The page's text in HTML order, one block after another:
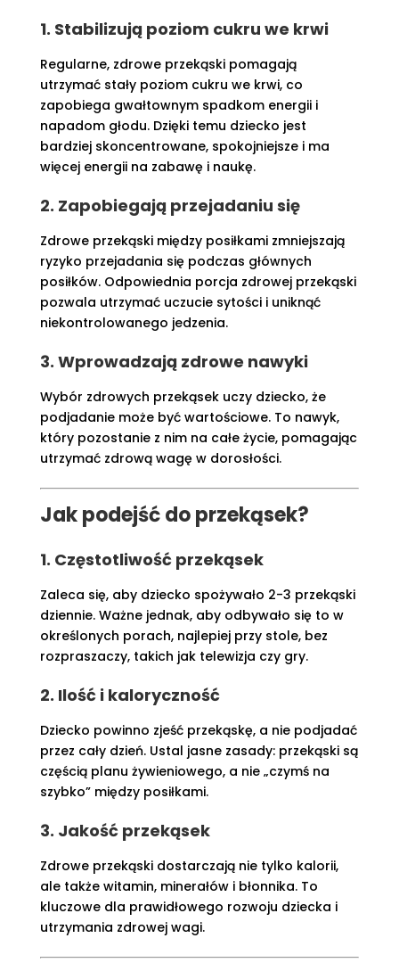
1. Stabilizują poziom cukru we krwi
Regularne, zdrowe przekąski pomagają
utrzymać stały poziom cukru we krwi, co
zapobiega gwałtownym spadkom energii i
napadom głodu. Dzięki temu dziecko jest
bardziej skoncentrowane, spokojniejsze i ma
więcej energii na zabawę i naukę.
2. Zapobiegają przejadaniu się
Zdrowe przekąski między posiłkami zmniejszają
ryzyko przejadania się podczas głównych
posiłków. Odpowiednia porcja zdrowej przekąski
pozwala utrzymać uczucie sytości i uniknąć
niekontrolowanego jedzenia.
3. Wprowadzają zdrowe nawyki
Wybór zdrowych przekąsek uczy dziecko, że
podjadanie może być wartościowe. To nawyk,
który pozostanie z nim na całe życie, pomagając
utrzymać zdrową wagę w dorosłości.
Jak podejść do przekąsek?
1. Częstotliwość przekąsek
Zaleca się, aby dziecko spożywało 2-3 przekąski
dziennie. Ważne jednak, aby odbywało się to w
określonych porach, najlepiej przy stole, bez
rozpraszaczy, takich jak telewizja czy gry.
2. Ilość i kaloryczność
Dziecko powinno zjeść przekąskę, a nie podjadać
przez cały dzień. Ustal jasne zasady: przekąski są
częścią planu żywieniowego, a nie „czymś na
szybko” między posiłkami.
3. Jakość przekąsek
Zdrowe przekąski dostarczają nie tylko kalorii,
ale także witamin, minerałów i błonnika. To
kluczowe dla prawidłowego rozwoju dziecka i
utrzymania zdrowej wagi.